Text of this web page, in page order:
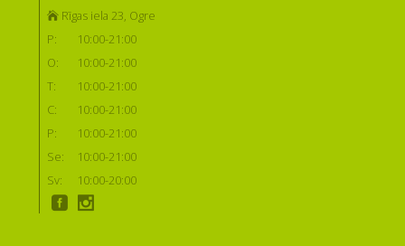
Rīgas iela 23, Ogre
P:
10:00-21:00
O:
10:00-21:00
T:
10:00-21:00
C:
10:00-21:00
P:
10:00-21:00
Se:
10:00-21:00
Sv:
10:00-20:00